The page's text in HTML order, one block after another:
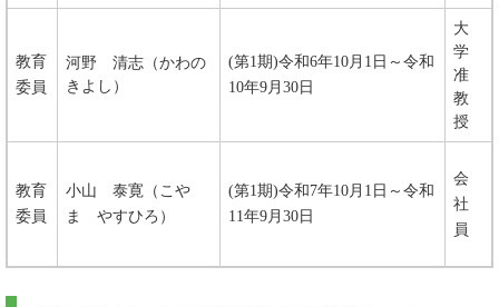
教育
委員
河野 清志（かわの
きよし）
(第1期)令和6年10月1日～令和
10年9月30日
大
学
准
教
授
教育
委員
小山 泰寛（こや
ま やすひろ）
(第1期)令和7年10月1日～令和
11年9月30日
会
社
員